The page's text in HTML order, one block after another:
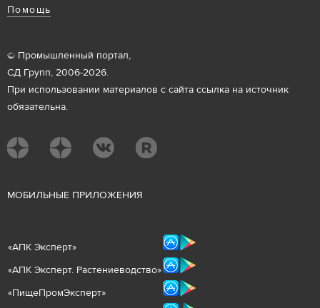
Помощь
© Промышленный портал,
СД Групп, 2006-2026.
При использовании материалов с сайта ссылка на источник
обязательна.
МОБИЛЬНЫЕ ПРИЛОЖЕНИЯ
«АПК Эксперт»
«АПК Эксперт. Растениеводство»
«ПищеПромЭксперт»